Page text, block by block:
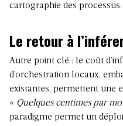
cartographie des processus.
Le retour à
Autre point clé : le coût
d’orchestration locaux,
existantes, permettent une
« Quelques centimes par
paradigme permet un